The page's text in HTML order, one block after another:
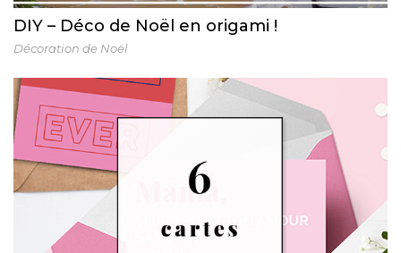
DIY – Déco de Noël en origami !
Décoration de Noël